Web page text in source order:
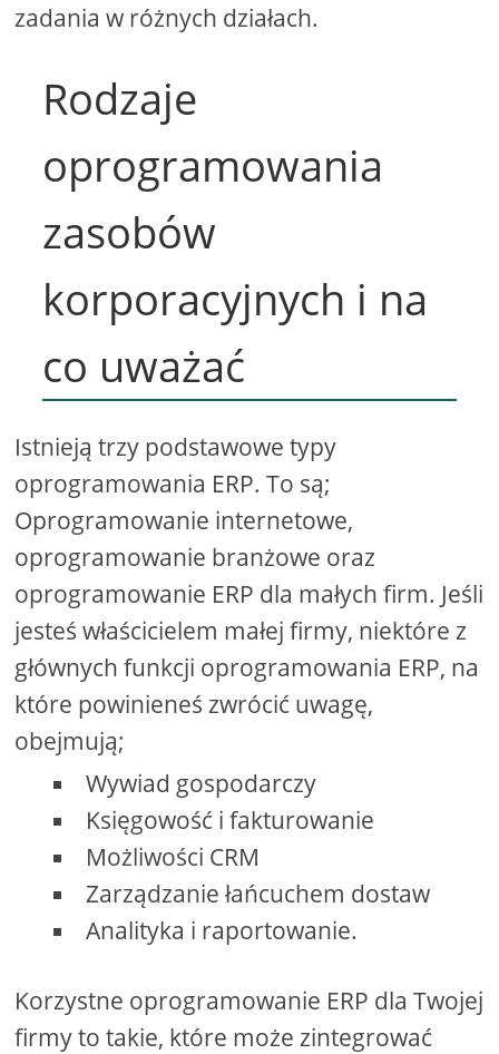
zadania w różnych działach.
Rodzaje
oprogramowania
zasobów
korporacyjnych i na
co uważać
Istnieją trzy podstawowe typy
oprogramowania ERP. To są;
Oprogramowanie internetowe,
oprogramowanie branżowe oraz
oprogramowanie ERP dla małych firm. Jeśli
jesteś właścicielem małej firmy, niektóre z
głównych funkcji oprogramowania ERP, na
które powinieneś zwrócić uwagę,
obejmują;
Wywiad gospodarczy
Księgowość i fakturowanie
Możliwości CRM
Zarządzanie łańcuchem dostaw
Analityka i raportowanie.
Korzystne oprogramowanie ERP dla Twojej
firmy to takie, które może zintegrować